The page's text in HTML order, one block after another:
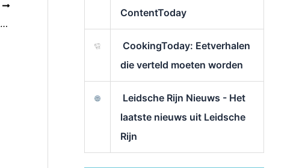
Interview met Eric Alink, schrijver van Podcast Ansicht ‘De Vreugde’
ContentToday
CookingToday: Eetverhalen
die verteld moeten worden
Leidsche Rijn Nieuws - Het
laatste nieuws uit Leidsche
Rijn